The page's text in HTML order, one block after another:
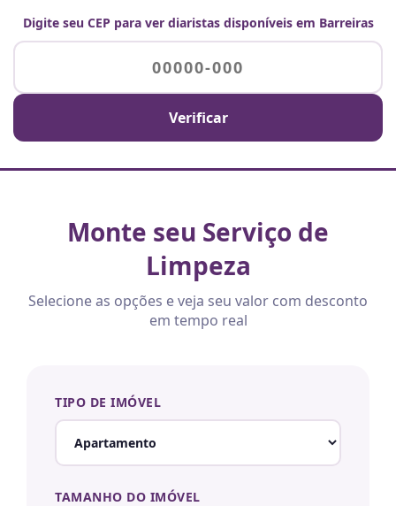
Digite seu CEP para ver diaristas disponíveis em Barreiras
Verificar
Monte seu Serviço de
Limpeza
Selecione as opções e veja seu valor com desconto
em tempo real
TIPO DE IMÓVEL
TAMANHO DO IMÓVEL